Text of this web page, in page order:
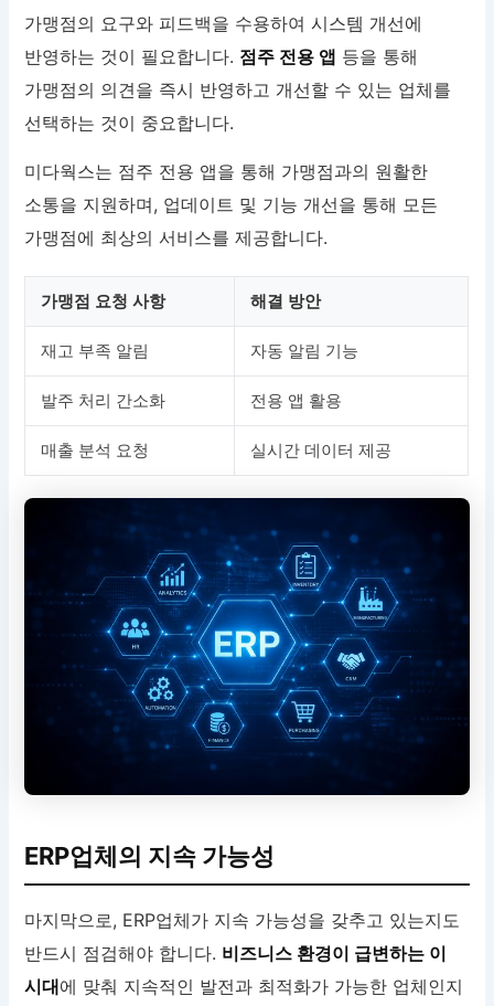
가맹점의 요구와 피드백을 수용하여 시스템 개선에
반영하는 것이 필요합니다. 점주 전용 앱 등을 통해
가맹점의 의견을 즉시 반영하고 개선할 수 있는 업체를
선택하는 것이 중요합니다.
미다웍스는 점주 전용 앱을 통해 가맹점과의 원활한
소통을 지원하며, 업데이트 및 기능 개선을 통해 모든
가맹점에 최상의 서비스를 제공합니다.
가맹점 요청 사항 해결 방안
재고 부족 알림 자동 알림 기능
발주 처리 간소화 전용 앱 활용
매출 분석 요청 실시간 데이터 제공
ERP업체의 지속 가능성
마지막으로, ERP업체가 지속 가능성을 갖추고 있는지도
반드시 점검해야 합니다. 비즈니스 환경이 급변하는 이
시대에 맞춰 지속적인 발전과 최적화가 가능한 업체인지